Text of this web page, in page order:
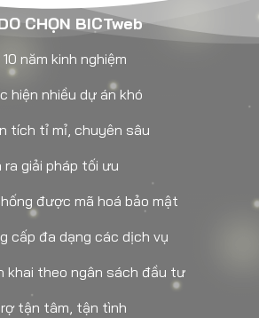
CHỌN BICTweb
10 năm kinh nghiệm
hiện nhiều dự án khó
tích tỉ mỉ, chuyên sâu
giải pháp tối ưu
được mã hoá bảo mật
cấp đa dạng các dịch vụ
khai theo ngân sách đầu tư
tận tâm, tận tình